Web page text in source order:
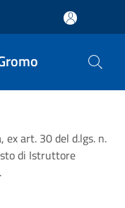
art. 30 del d.lgs. n.
di Istruttore